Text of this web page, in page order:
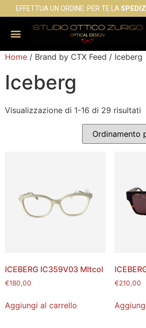
EFFETTUA UN ORDINE: PER TE LA
Home / Brand by CTX Feed / Iceberg
Iceberg
Visualizzazione di 1-16 di 29 risultati
ICEBERG IC359V03 Mltcol
€180,00
Aggiungi al carrello
€210,00